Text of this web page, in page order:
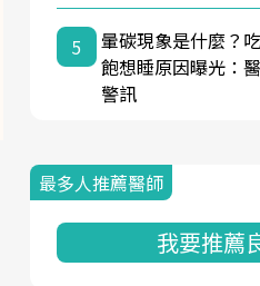
5
暈碳現象是什麼？
飽想睡原因曝光：
警訊
最多人推薦醫師
我要推薦